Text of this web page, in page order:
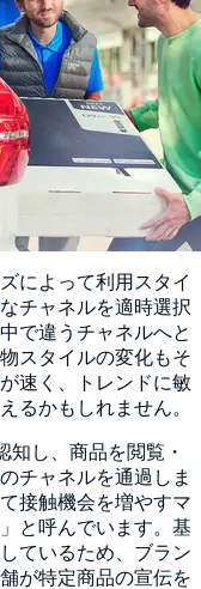
によって利用スタイ
チャネルを適時選択
で違うチャネルへと
スタイルの変化もそ
速く、トレンドに敏
るかもしれません。
知し、商品を閲覧・
チャネルを通過しま
接触機会を増やすマ
と呼んでいます。基
ているため、ブラン
が特定商品の宣伝を